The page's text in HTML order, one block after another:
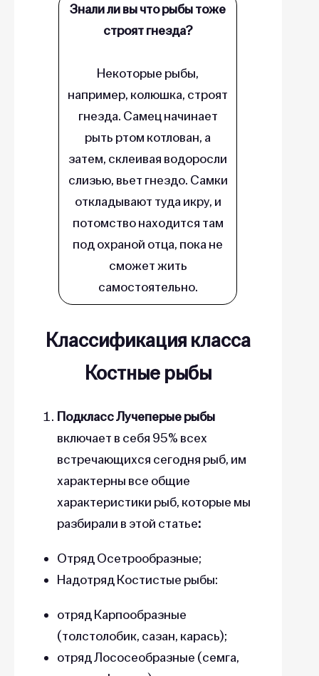
Знали ли вы что рыбы тоже
строят гнезда?
Некоторые рыбы,
например, колюшка, строят
гнезда. Самец начинает
рыть ртом котлован, а
затем, склеивая водоросли
слизью, вьет гнездо. Самки
откладывают туда икру, и
потомство находится там
под охраной отца, пока не
сможет жить
самостоятельно.
Классификация класса
Костные рыбы
Подкласс Лучеперые рыбы
включает в себя 95% всех
встречающихся сегодня рыб, им
характерны все общие
характеристики рыб, которые мы
разбирали в этой статье:
Отряд Осетрообразные;
Надотряд Костистые рыбы:
отряд Карпообразные
(толстолобик, сазан, карась);
отряд Лососеобразные (семга,